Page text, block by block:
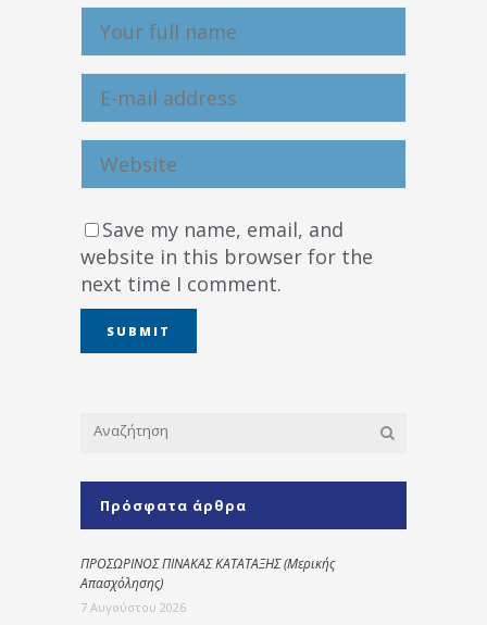
Save my name, email, and
website in this browser for the
next time I comment.
Πρόσφατα άρθρα
ΠΡΟΣΩΡΙΝΟΣ ΠΙΝΑΚΑΣ ΚΑΤΑΤΑΞΗΣ (Μερικής
Απασχόλησης)
7 Αυγούστου 2026